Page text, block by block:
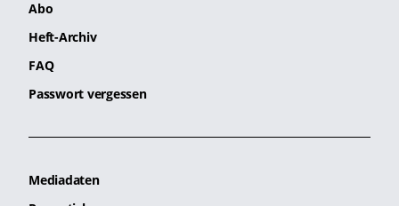
Abo
Heft-Archiv
FAQ
Passwort vergessen
Mediadaten